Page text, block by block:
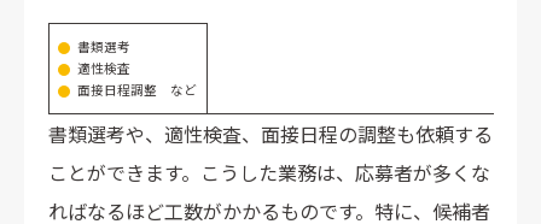
書類選考
適性検査
面接日程調整 など
書類選考や、適性検査、面接日程の調整も依頼する
ことができます。こうした業務は、応募者が多くな
ればなるほど工数がかかるものです。特に、候補者